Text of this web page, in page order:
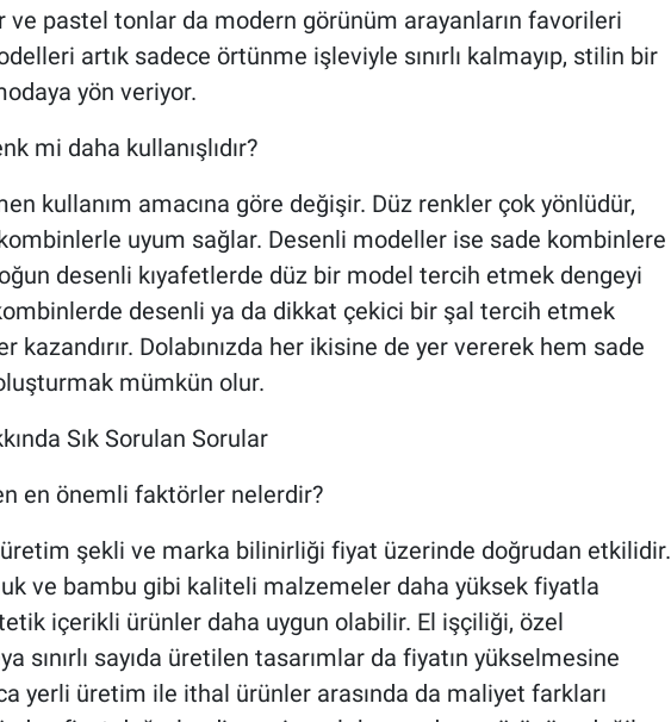
ve pastel tonlar da modern görünüm arayanların favorileri
artık sadece örtünme işleviyle sınırlı kalmayıp, stilin bir
yön veriyor.
mi daha kullanışlıdır?
kullanım amacına göre değişir. Düz renkler çok yönlüdür,
uyum sağlar. Desenli modeller ise sade kombinlere
desenli kıyafetlerde düz bir model tercih etmek dengeyi
desenli ya da dikkat çekici bir şal tercih etmek
kazandırır. Dolabınızda her ikisine de yer vererek hem sade
mümkün olur.
Sık Sorulan Sorular
en önemli faktörler nelerdir?
şekli ve marka bilinirliği fiyat üzerinde doğrudan etkilidir.
ve bambu gibi kaliteli malzemeler daha yüksek fiyatla
içerikli ürünler daha uygun olabilir. El işçiliği, özel
sınırlı sayıda üretilen tasarımlar da fiyatın yükselmesine
yerli üretim ile ithal ürünler arasında da maliyet farkları